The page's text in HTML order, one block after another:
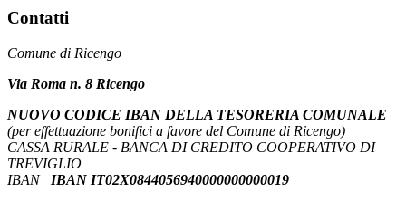
Contatti
Comune di Ricengo
Via Roma n. 8 Ricengo
NUOVO CODICE IBAN DELLA TESORERIA COMUNALE
(per effettuazione bonifici a favore del Comune di Ricengo)
CASSA RURALE - BANCA DI CREDITO COOPERATIVO DI
TREVIGLIO
IBAN
IBAN IT02X0844056940000000000019